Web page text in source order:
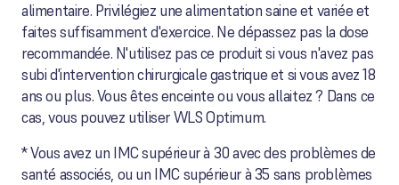
alimentaire. Privilégiez une alimentation saine et variée et
faites suffisamment d'exercice. Ne dépassez pas la dose
recommandée. N'utilisez pas ce produit si vous n'avez pas
subi d'intervention chirurgicale gastrique et si vous avez 18
ans ou plus. Vous êtes enceinte ou vous allaitez ? Dans ce
cas, vous pouvez utiliser WLS Optimum.
* Vous avez un IMC supérieur à 30 avec des problèmes de
santé associés, ou un IMC supérieur à 35 sans problèmes